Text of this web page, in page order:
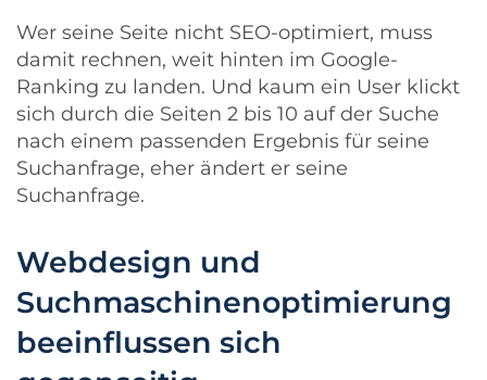
Wer seine Seite nicht SEO-optimiert, muss
damit rechnen, weit hinten im Google-
Ranking zu landen. Und kaum ein User klickt
sich durch die Seiten 2 bis 10 auf der Suche
nach einem passenden Ergebnis für seine
Suchanfrage, eher ändert er seine
Suchanfrage.
Webdesign und
Suchmaschinenoptimierung
beeinflussen sich